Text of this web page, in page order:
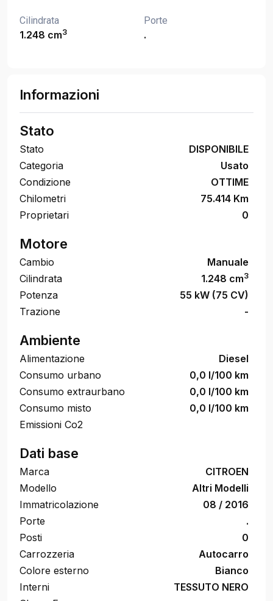
Cilindrata
1.248 cm3
Porte
.
Informazioni
Stato
Stato
DISPONIBILE
Categoria
Usato
Condizione
OTTIME
Chilometri
75.414 Km
Proprietari
0
Motore
Cambio
Manuale
Cilindrata
1.248 cm3
Potenza
55 kW (75 CV)
Trazione
-
Ambiente
Alimentazione
Diesel
Consumo urbano
0,0 l/100 km
Consumo extraurbano
0,0 l/100 km
Consumo misto
0,0 l/100 km
Emissioni Co2
Dati base
Marca
CITROEN
Modello
Altri Modelli
Immatricolazione
08 / 2016
Porte
.
Posti
0
Carrozzeria
Autocarro
Colore esterno
Bianco
Interni
TESSUTO NERO